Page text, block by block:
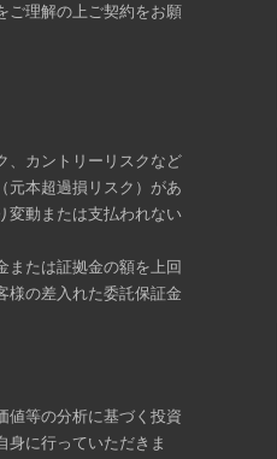
ご理解の上ご契約をお願
、カントリーリスクなど
元本超過損リスク）があ
変動または支払われない
または証拠金の額を上回
様の差入れた委託保証金
値等の分析に基づく投資
身に行っていただきま